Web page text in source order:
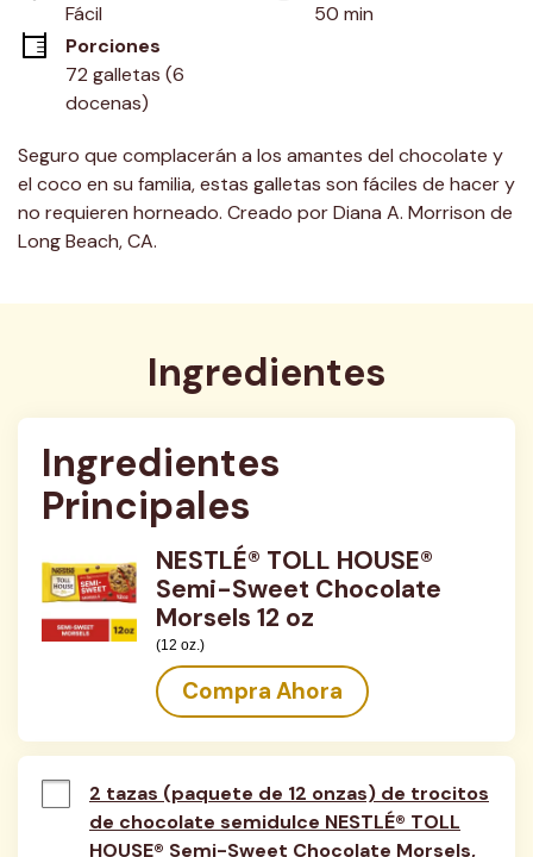
misma
página.
Fácil
50 min
Porciones
72 galletas (6
docenas)
Seguro que complacerán a los amantes del chocolate y
el coco en su familia, estas galletas son fáciles de hacer y
no requieren horneado. Creado por Diana A. Morrison de
Long Beach, CA.
Ingredientes
Ingredientes
Principales
NESTLÉ® TOLL HOUSE®
Semi-Sweet Chocolate
Morsels 12 oz
(12 oz.)
Compra Ahora
2 tazas (paquete de 12 onzas) de trocitos
de chocolate semidulce NESTLÉ® TOLL
HOUSE® Semi-Sweet Chocolate Morsels,